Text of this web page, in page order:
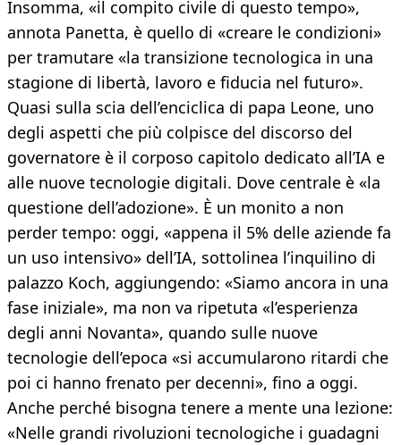
Insomma, «il compito civile di questo tempo»,
annota Panetta, è quello di «creare le condizioni»
per tramutare «la transizione tecnologica in una
stagione di libertà, lavoro e fiducia nel futuro».
Quasi sulla scia dell’enciclica di papa Leone, uno
degli aspetti che più colpisce del discorso del
governatore è il corposo capitolo dedicato all’IA e
alle nuove tecnologie digitali. Dove centrale è «la
questione dell’adozione». È un monito a non
perder tempo: oggi, «appena il 5% delle aziende fa
un uso intensivo» dell’IA, sottolinea l’inquilino di
palazzo Koch, aggiungendo: «Siamo ancora in una
fase iniziale», ma non va ripetuta «l’esperienza
degli anni Novanta», quando sulle nuove
tecnologie dell’epoca «si accumularono ritardi che
poi ci hanno frenato per decenni», fino a oggi.
Anche perché bisogna tenere a mente una lezione:
«Nelle grandi rivoluzioni tecnologiche i guadagni